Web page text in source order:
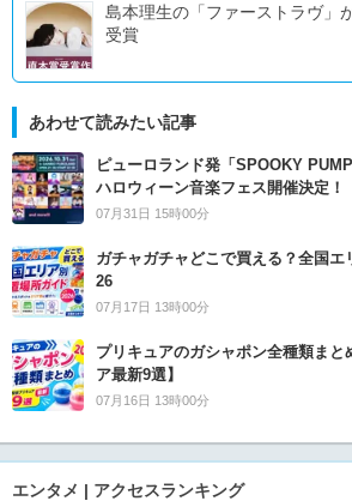
島本理生の「ファーストラヴ」
受賞
あわせて読みたい記事
ピューロランド発「SPOOKY
ハロウィーン音楽フェス開催決定！
07月31日 15時00分
ガチャガチャどこで買える？全国エ
26
07月17日 13時00分
プリキュアのガシャポン全種類まと
ア最新9選】
07月16日 13時00分
エンタメ | アクセスランキング